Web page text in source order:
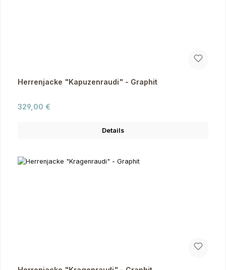
Herrenjacke "Kapuzenraudi" - Graphit
Regulärer Preis:
329,00 €
Details